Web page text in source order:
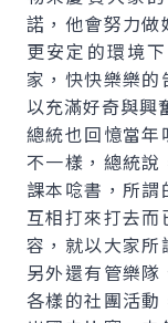
諾，他會努力做
更安定的環境
家，快快樂樂
以充滿好奇與興
總統也回憶當
不一樣，總統
課本唸書，所謂
互相打來打去
容，就以大家所
另外還有管樂
各樣的社團活動